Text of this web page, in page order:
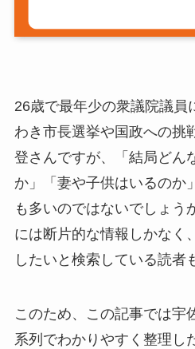
26歳で最年少の衆議院議員
わき市長選挙や国政への挑
登さんですが、「結局どん
か」「妻や子供はいるのか
も多いのではないでしょう
には断片的な情報しかなく
したいと検索している読者
このため、この記事では宇
系列でわかりやすく整理し